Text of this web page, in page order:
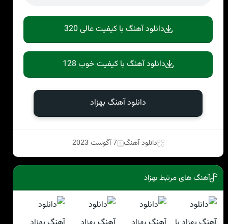
دانلود آهنگ با کیفیت عالی 320
دانلود آهنگ با کیفیت خوب 128
دانلود آهنگ بهزاد
دانلود آهنگ 7 آگوست 2023
آهنگ های مرتبط بهزاد